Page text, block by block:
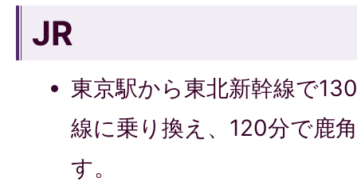
JR
東京駅から東北新幹線で
線に乗り換え、120分で鹿
す。